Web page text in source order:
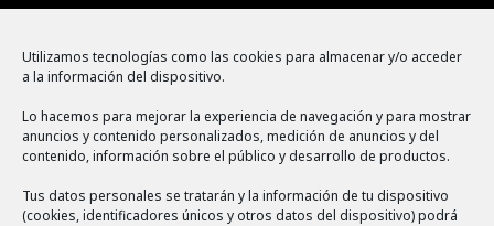
Utilizamos tecnologías como las cookies para almacenar y/o acceder
a la información del dispositivo.
Lo hacemos para mejorar la experiencia de navegación y para mostrar
anuncios y contenido personalizados, medición de anuncios y del
contenido, información sobre el público y desarrollo de productos.
Tus datos personales se tratarán y la información de tu dispositivo
(cookies, identificadores únicos y otros datos del dispositivo) podrá
Política de cookies
Aviso legal
Política de privacidad